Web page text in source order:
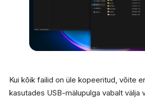
Kui kõik failid on üle kopeeritud, võite
kasutades USB-mälupulga vabalt välja